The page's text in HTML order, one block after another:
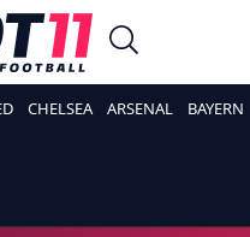
CHELSEA ARSENAL BAYERN